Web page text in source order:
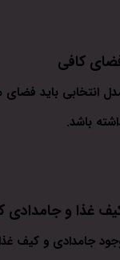
کافی
انتخابی باید
باشد.
غذا و جامدادی
جامدادی و کیف